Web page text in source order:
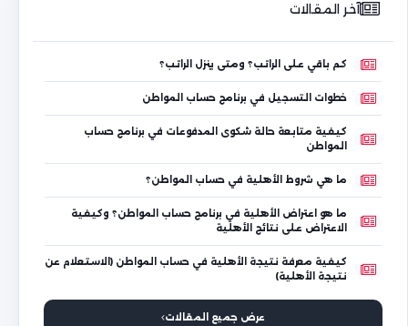
آخر المقالات
كم باقي على الراتب؟ ومتى ينزل الراتب؟
خطوات التسجيل في برنامج حساب المواطن
كيفية متابعة حالة شكوى المدفوعات في برنامج حساب
المواطن
ما هي شروط الأهلية في حساب المواطن؟
ما هو اعتراض الأهلية في برنامج حساب المواطن؟ وكيفية
الاعتراض على نتائج الأهلية
كيفية معرفة نتيجة الأهلية في حساب المواطن (الاستعلام عن
نتيجة الأهلية)
عرض جميع المقالات